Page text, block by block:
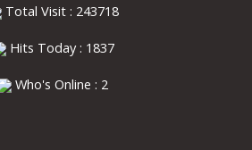
Total Visit : 243718
Hits Today : 1837
Who's Online : 2